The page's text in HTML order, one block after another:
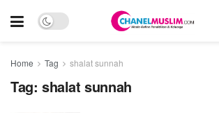
Home Tag shalat sunnah
Tag: shalat sunnah